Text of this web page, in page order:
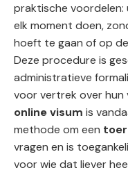
praktische voordelen:
elk moment doen,
hoeft te gaan of op
Deze procedure is
administratieve
voor vertrek over hun
online visum is
methode om een
vragen en is
voor wie dat liever